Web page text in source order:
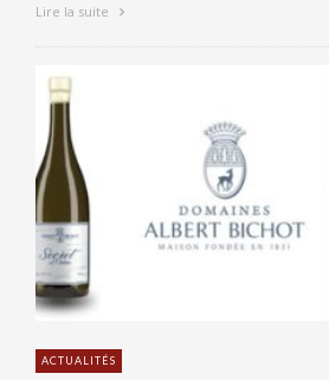
Lire la suite
ACTUALITÉS